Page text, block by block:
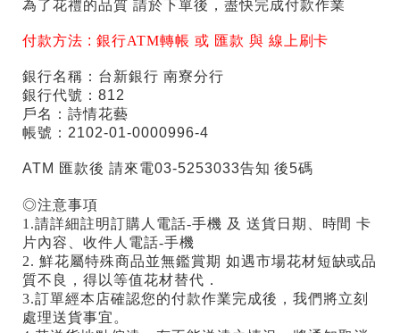
為了花禮的品質 請於下單後，盡快完成付款作業
付款方法 :銀行ATM轉帳 或 匯款 與 線上刷卡
銀行名稱：台新銀行 南寮分行
銀行代號：812
戶名：詩情花藝
帳號：2102-01-0000996-4
ATM 匯款後 請來電03-5253033告知 後5碼
◎注意事項
1.請詳細註明訂購人電話-手機 及 送貨日期、時間 卡
片內容、收件人電話-手機
2. 鮮花屬特殊商品並無鑑賞期 如遇市場花材短缺或品
質不良，得以等值花材替代．
3.訂單經本店確認您的付款作業完成後，我們將立刻
處理送貨事宜。